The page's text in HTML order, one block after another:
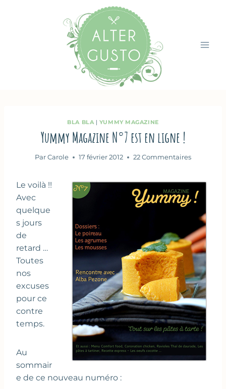
BLA BLA | YUMMY MAGAZINE
Yummy Magazine N°7 est en ligne !
Par Carole 17 février 2012 22 Commentaires
Le voilà !!
Avec
quelque
s jours
de
retard …
Toutes
nos
excuses
pour ce
contre
temps.
Au
sommair
e de ce nouveau numéro :